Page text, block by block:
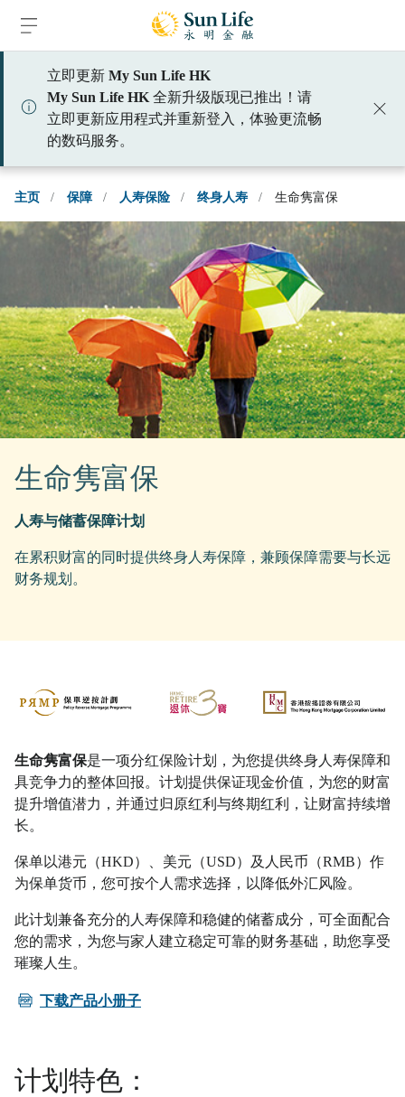
立即更新 My Sun Life HK
My Sun Life HK 全新升级版现已推出！请
立即更新应用程式并重新登入，体验更流畅
的数码服务。
主页 / 保障 / 人寿保险 / 终身人寿 / 生命隽富保
生命隽富保
人寿与储蓄保障计划
在累积财富的同时提供终身人寿保障，兼顾保障需要与长远
财务规划。
生命隽富保是一项分红保险计划，为您提供终身人寿保障和
具竞争力的整体回报。计划提供保证现金价值，为您的财富
提升增值潜力，并通过归原红利与终期红利，让财富持续增
长。
保单以港元（HKD）、美元（USD）及人民币（RMB）作
为保单货币，您可按个人需求选择，以降低外汇风险。
此计划兼备充分的人寿保障和稳健的储蓄成分，可全面配合
您的需求，为您与家人建立稳定可靠的财务基础，助您享受
璀璨人生。
PDF下载产品小册子
计划特色：